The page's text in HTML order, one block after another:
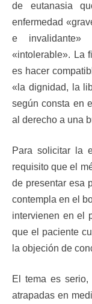
de eutanasia
enfermedad
e invalidante»
«intolerable». La
es hacer
«la dignidad, la
según consta en
al derecho a una
Para solicitar la
requisito que el
de presentar esa
contempla en el
intervienen en el
que el paciente
la objeción de
El tema es
atrapadas en